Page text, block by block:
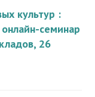
культур :
семинар
26